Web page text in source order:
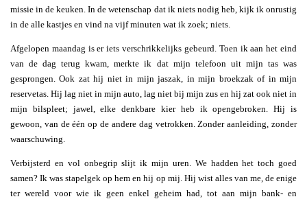
missie in de keuken. In de wetenschap dat ik niets nodig heb, kijk ik onrustig
in de alle kastjes en vind na vijf minuten wat ik zoek; niets.
Afgelopen maandag is er iets verschrikkelijks gebeurd. Toen ik aan het eind
van de dag terug kwam, merkte ik dat mijn telefoon uit mijn tas was
gesprongen. Ook zat hij niet in mijn jaszak, in mijn broekzak of in mijn
reservetas. Hij lag niet in mijn auto, lag niet bij mijn zus en hij zat ook niet in
mijn bilspleet; jawel, elke denkbare kier heb ik opengebroken. Hij is
gewoon, van de één op de andere dag vetrokken. Zonder aanleiding, zonder
waarschuwing.
Verbijsterd en vol onbegrip slijt ik mijn uren. We hadden het toch goed
samen? Ik was stapelgek op hem en hij op mij. Hij wist alles van me, de enige
ter wereld voor wie ik geen enkel geheim had, tot aan mijn bank- en